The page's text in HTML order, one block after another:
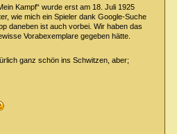
Kampf“ wurde erst am 18. Juli 1925
wie mich ein Spieler dank Google-Suche
daneben ist auch vorbei. Wir haben das
Vorabexemplare gegeben hätte.
ganz schön ins Schwitzen, aber;